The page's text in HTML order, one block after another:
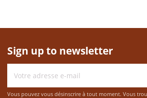
Sign up to newsletter
Vous pouvez vous désinscrire à tout moment. Vous